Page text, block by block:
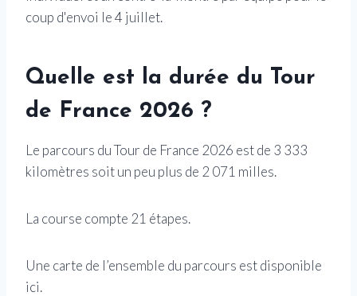
coup d'envoi le 4 juillet.
Quelle est la durée du Tour
de France 2026 ?
Le parcours du Tour de France 2026 est de 3 333
kilomètres soit un peu plus de 2 071 milles.
La course compte 21 étapes.
Une carte de l’ensemble du parcours est disponible
ici.